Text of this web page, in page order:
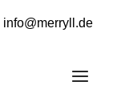
info@merryll.de